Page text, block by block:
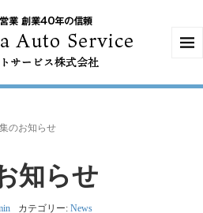
のお知らせ
知らせ
カテゴリー: News